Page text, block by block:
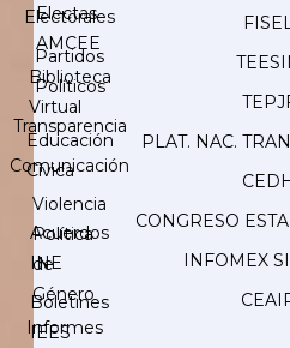
Electorales
Partidos
Políticos
Transparencia
Comunicación
Acuerdos
INE
Boletines
IEES
Electas
AMCEE
Biblioteca
Virtual
Educación
Cívica
Violencia
Política
de
Género
Informes
PLAT. NAC.
CONGRESO
INFOMEX